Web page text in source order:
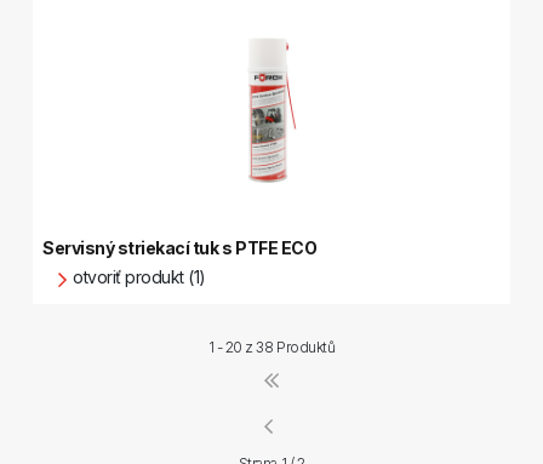
Servisný striekací tuk s PTFE ECO
otvoriť produkt (1)
1 - 20 z38 Produktů